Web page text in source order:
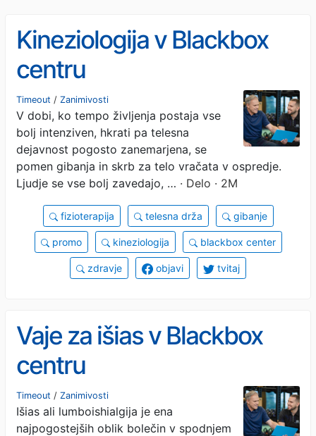
Kineziologija v Blackbox
centru
Timeout / Zanimivosti
V dobi, ko tempo življenja postaja vse
bolj intenziven, hkrati pa telesna
dejavnost pogosto zanemarjena, se
pomen gibanja in skrb za telo vračata v ospredje.
Ljudje se vse bolj zavedajo, … · Delo · 2M
fizioterapija telesna drža gibanje
promo kineziologija blackbox center
zdravje objavi tvitaj
Vaje za išias v Blackbox
centru
Timeout / Zanimivosti
Išias ali lumboishialgija je ena
najpogostejših oblik bolečin v spodnjem